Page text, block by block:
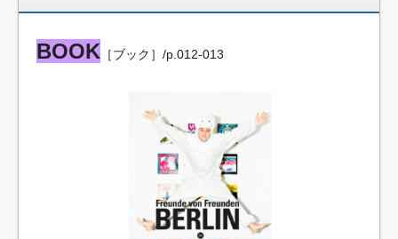
BOOK ［ブック］/p.012-013